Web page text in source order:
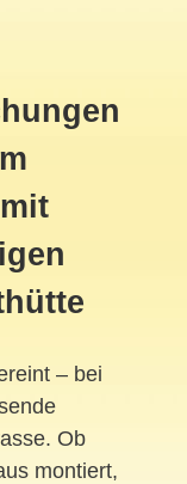
– bei
Ob
montiert,